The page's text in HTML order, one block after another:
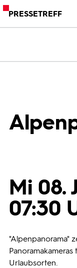
PRESSETREFF
Mi 08.
07:30
"Alpenpanorama"
Urlaubsorten.